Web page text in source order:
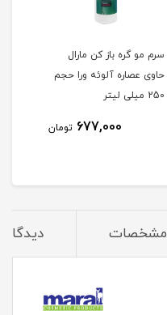
سرم مو گره باز کن مارال
حاوی عصاره آلوئه ورا حجم
250 میلی لیتر
677,000 تومان
مشخصات